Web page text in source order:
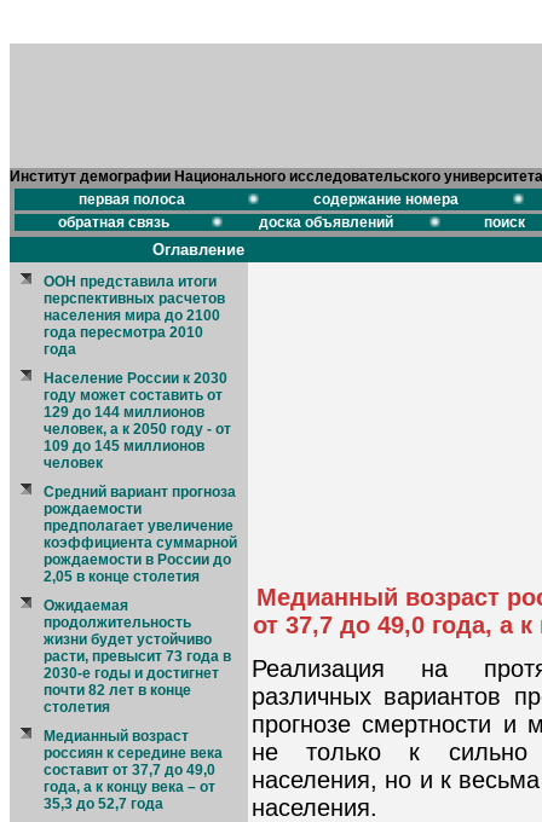
Институт демографии Национального исследовательского
первая полоса
содержание номера
обратная связь
доска объявлений поиск
Оглавление
ООН представила итоги
перспективных расчетов
населения мира до 2100
года пересмотра 2010
года
Население России к 2030
году может составить от
129 до 144 миллионов
человек, а к 2050 году - от
109 до 145 миллионов
человек
Средний вариант прогноза
рождаемости
предполагает увеличение
коэффициента суммарной
рождаемости в России до
2,05 в конце столетия
Ожидаемая
продолжительность
жизни будет устойчиво
расти, превысит 73 года в
2030-е годы и достигнет
почти 82 лет в конце
столетия
Медианный возраст
россиян к середине века
составит от 37,7 до 49,0
года, а к концу века – от
35,3 до 52,7 года
Медианный возраст
от 37,7 до 49,0 года, а
Реализация на
различных вариантов
прогнозе смертности и
не только к сильно
населения, но и к
населения.